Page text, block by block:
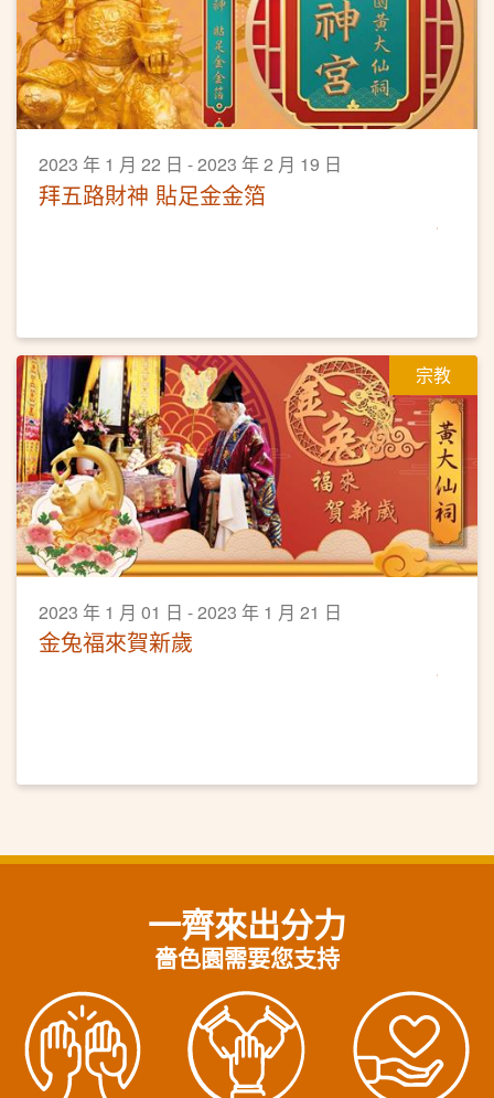
2023 年 1 月 22 日 - 2023 年 2 月 19 日
拜五路財神 貼足金金箔
宗教
2023 年 1 月 01 日 - 2023 年 1 月 21 日
金兔福來賀新歲
一齊來出分力
嗇色園需要您支持